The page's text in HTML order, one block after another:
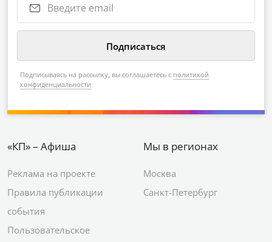
Подписываясь на рассылку, вы соглашаетесь с политикой
конфиденциальности
«КП» – Афиша
Реклама на проекте
Правила публикации
события
Пользовательское
Мы в регионах
Москва
Санкт-Петербург